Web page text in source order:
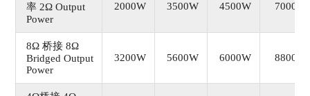
率 2Ω Output
Power
2000W 3500W 4500W 7000W
8Ω 桥接 8Ω
Bridged Output
Power
3200W 5600W 6000W 8800W